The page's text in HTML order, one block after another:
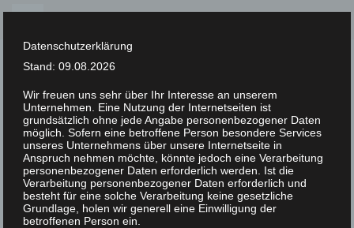
Skip
content
XLAB STIFTUNG
NEWS
Datenschutzerklärung
Stand: 09.08.2026
Wir freuen uns sehr über Ihr Interesse an unserem
Unternehmen. Eine Nutzung der Internetseiten ist
grundsätzlich ohne jede Angabe personenbezogener Daten
möglich. Sofern eine betroffene Person besondere Services
unseres Unternehmens über unsere Internetseite in
Anspruch nehmen möchte, könnte jedoch eine Verarbeitung
personenbezogener Daten erforderlich werden. Ist die
Verarbeitung personenbezogener Daten erforderlich und
besteht für eine solche Verarbeitung keine gesetzliche
Grundlage, holen wir generell eine Einwilligung der
betroffenen Person ein.